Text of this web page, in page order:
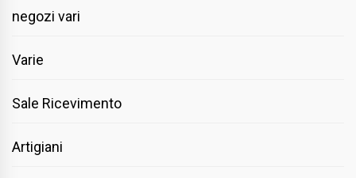
negozi vari
Varie
Sale Ricevimento
Artigiani